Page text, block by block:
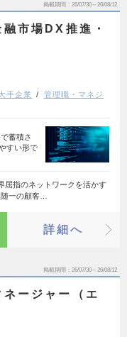
掲載期間 26/07/30～26/08/12
市場DX推進・
手企業
管理職・マネジ
蓄積さ
すい形で
屈指のネットワークを活かす
一の顧客…
詳細へ
掲載期間 26/07/30～26/08/12
ネージャー（エ